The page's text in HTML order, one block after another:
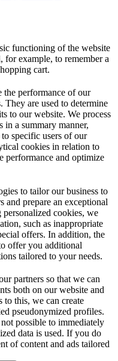
functioning of the website
for example, to remember a
cart.
the performance of our
They are used to determine
to our website. We process
in a summary manner,
specific users of our
cookies in relation to
performance and optimize
to tailor our business to
and prepare an exceptional
cookies, we
such as inappropriate
offers. In addition, the
offer you additional
tailored to your needs.
partners so that we can
both on our website and
to this, we can create
pseudonymized profiles.
possible to immediately
data is used. If you do
of content and ads tailored